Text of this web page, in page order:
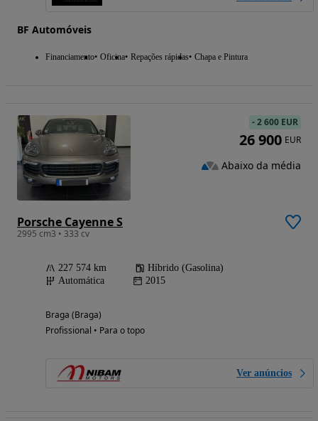
BF Automóveis
Financiamento Oficina Repações rápidas Chapa e Pintura
Porsche Cayenne S
2995 cm3 • 333 cv
227 574 km
Híbrido (Gasolina)
Automática
2015
Braga (Braga)
Profissional • Para o topo
Ver anúncios
-2 600 EUR
26 900 EUR
Abaixo da média